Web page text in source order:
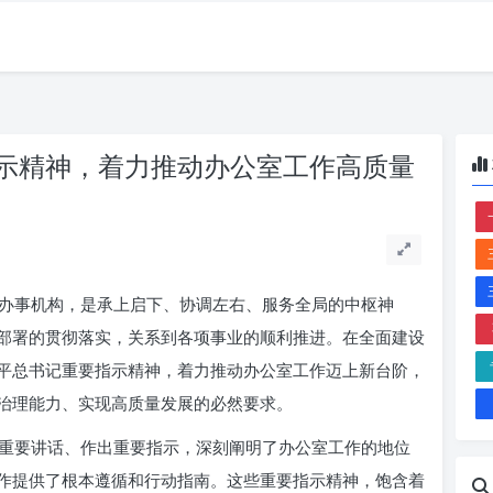
精神，着力推动办公室工作高质量
事机构，是承上启下、协调左右、服务全局的中枢神
的贯彻落实，关系到各项事业的顺利推进。在全面建设
书记重要指示精神，着力推动办公室工作迈上新台阶，
能力、实现高质量发展的必然要求。
要讲话、作出重要指示，深刻阐明了办公室工作的地位
供了根本遵循和行动指南。这些重要指示精神，饱含着